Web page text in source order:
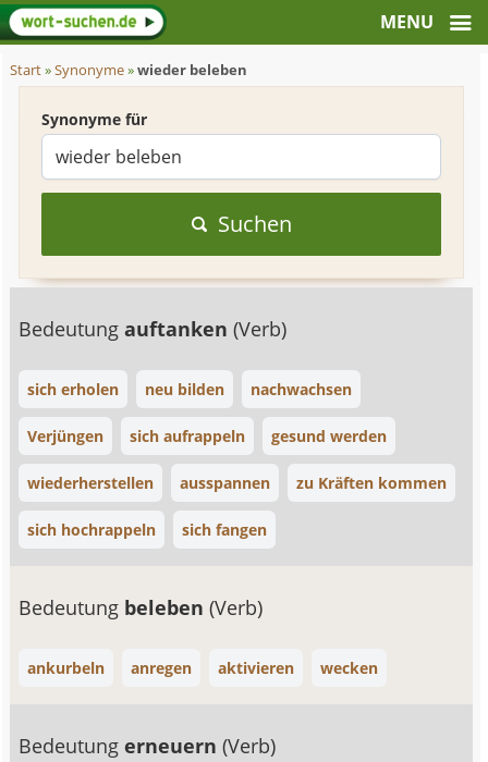
Start»Synonyme»wieder beleben
Synonyme für
Suchen
Bedeutungauftanken(Verb)
sich erholen neu bilden nachwachsen
Verjüngen sich aufrappeln gesund werden
wiederherstellen ausspannen zu Kräften kommen
sich hochrappeln sich fangen
Bedeutung beleben(Verb)
ankurbeln anregen aktivieren wecken
Bedeutungerneuern(Verb)